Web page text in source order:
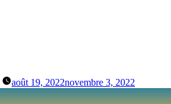
août 19, 2022novembre 3, 2022